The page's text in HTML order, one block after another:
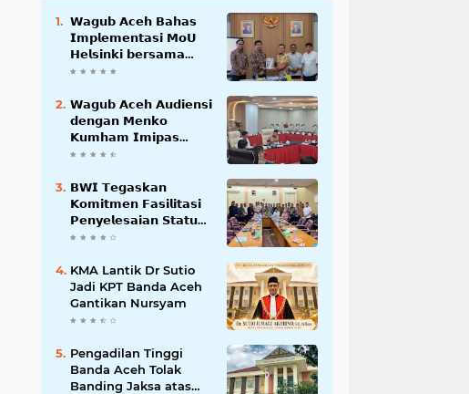
𝗪𝗮𝗴𝘂𝗯 𝗔𝗰𝗲𝗵 𝗕𝗮𝗵𝗮𝘀
𝗜𝗺𝗽𝗹𝗲𝗺𝗲𝗻𝘁𝗮𝘀𝗶 𝗠𝗼𝗨
𝗛𝗲𝗹𝘀𝗶𝗻𝗸𝗶 𝗯𝗲𝗿𝘀𝗮𝗺𝗮
𝗦𝗲𝗸𝗿𝗲𝘁𝗮𝗿𝗶𝗮𝘁 𝗡𝗲𝗴𝗮𝗿𝗮
𝗪𝗮𝗴𝘂𝗯 𝗔𝗰𝗲𝗵 𝗔𝘂𝗱𝗶𝗲𝗻𝘀𝗶
𝗱𝗲𝗻𝗴𝗮𝗻 𝗠𝗲𝗻𝗸𝗼
𝗞𝘂𝗺𝗵𝗮𝗺 𝗜𝗺𝗶𝗽𝗮𝘀
𝗧𝗲𝗿𝗸𝗮𝗶𝘁 𝗦𝘁𝗮𝘁𝘂𝘀 𝗪𝗮𝗸𝗮𝗳
𝗕𝗪𝗜 𝗧𝗲𝗴𝗮𝘀𝗸𝗮𝗻
𝗞𝗼𝗺𝗶𝘁𝗺𝗲𝗻 𝗙𝗮𝘀𝗶𝗹𝗶𝘁𝗮𝘀𝗶
𝗣𝗲𝗻𝘆𝗲𝗹𝗲𝘀𝗮𝗶𝗮𝗻 𝗦𝘁𝗮𝘁𝘂𝘀
𝗪𝗮𝗸𝗮𝗳 𝗕𝗹𝗮𝗻𝗴 𝗣𝗮𝗱𝗮𝗻𝗴
KMA Lantik Dr Sutio
Jadi KPT Banda Aceh
Gantikan Nursyam
Pengadilan Tinggi
Banda Aceh Tolak
Banding Jaksa atas